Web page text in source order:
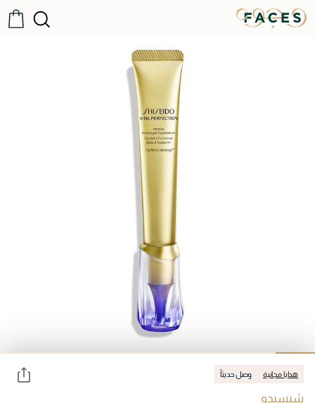
هدايا مجانية وصل حديثاً
شيسيدو